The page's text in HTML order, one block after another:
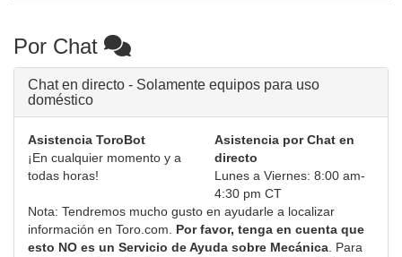
Por Chat
Chat en directo - Solamente equipos para uso
doméstico
Asistencia ToroBot
¡En cualquier momento y a
todas horas!
Asistencia por Chat en
directo
Lunes a Viernes: 8:00 am-
4:30 pm CT
Nota: Tendremos mucho gusto en ayudarle a localizar
información en Toro.com. Por favor, tenga en cuenta que
esto NO es un Servicio de Ayuda sobre Mecánica . Para